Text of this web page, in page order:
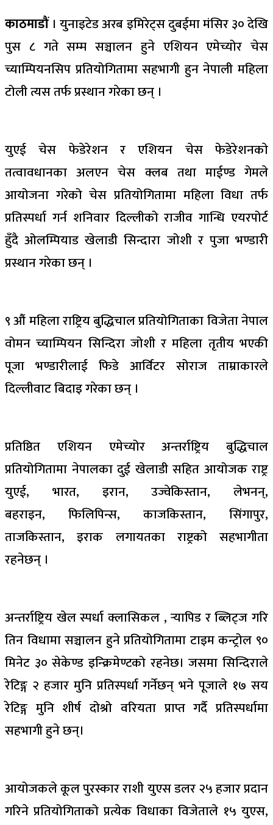
काठमाडौं। युनाइटेड अरब इमिरेट्स दुबईमा मंसिर ३० देखि
पुस ८ गते सम्म सञ्चालन हुने एशियन एमेच्योर चेस
च्याम्पियनसिप प्रतियोगितामा सहभागी हुन नेपाली महिला
टोली त्यस तर्फ प्रस्थान गरेका छन् ।
युएई चेस फेडेरेशन र एशियन चेस फेडेरेशनकाे
तत्वावधानका अलएन चेस क्लब तथा माईण्ड गेमले
आयोजना गरेको चेस प्रतियोगितामा महिला विधा तर्फ
प्रतिस्पर्धा गर्न शनिवार दिल्लीको राजीव गान्धि एयरपोर्ट
हुँदै ओलम्पियाड खेलाडी सिन्दारा जोशी र पुजा भण्डारी
प्रस्थान गरेका छन् ।
९ औं महिला राष्ट्रिय बुद्धिचाल प्रतियोगिताका विजेता नेपाल
वोमन च्याम्पियन सिन्दिरा जोशी र महिला तृतीय भएकी
पूजा भण्डारीलाई फिडे आर्विटर सोराज ताम्राकारले
दिल्लीवाट बिदाइ गरेका छन् ।
प्रतिष्ठित एशियन एमेच्योर अन्तर्राष्ट्रिय बुद्धिचाल
प्रतियोगितामा नेपालका दुई खेलाडी सहित आयोजक राष्ट्र
युएई, भारत, इरान, उज्वेकिस्तान, लेभनन्,
बहराइन, फिलिपिन्स, काजकिस्तान, सिंगापुर,
ताजकिस्तान, इराक लगायतका राष्ट्रको सहभागीता
रहनेछन् ।
अन्तर्राष्ट्रिय खेल स्पर्धा क्लासिकल , र्‍यापिड र ब्लिट्ज गरि
तिन विधामा सञ्चालन हुने प्रतियोगितामा टाइम कन्ट्रोल ९०
मिनेट ३० सेकेण्ड इन्क्रिमेण्टको रहनेछ। जसमा सिन्दिराले
रेटिङ्ग २ हजार मुनि प्रतिस्पर्धा गर्नेछन् भने पूजाले १७ सय
रेटिङ्ग मुनि शीर्ष दोश्रो वरियता प्राप्त गर्दै प्रतिस्पर्धामा
सहभागी हुने छन्।
आयोजकले कूल पुरस्कार राशी युएस डलर २५ हजार प्रदान
गरिने प्रतियोगिताको प्रत्येक विधाका विजेताले १५ युएस,